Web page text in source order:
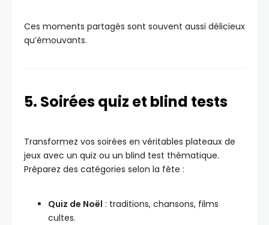
Ces moments partagés sont souvent aussi délicieux
qu’émouvants.
5. Soirées quiz et blind tests
Transformez vos soirées en véritables plateaux de
jeux avec un quiz ou un blind test thématique.
Préparez des catégories selon la fête :
Quiz de Noël : traditions, chansons, films
cultes.